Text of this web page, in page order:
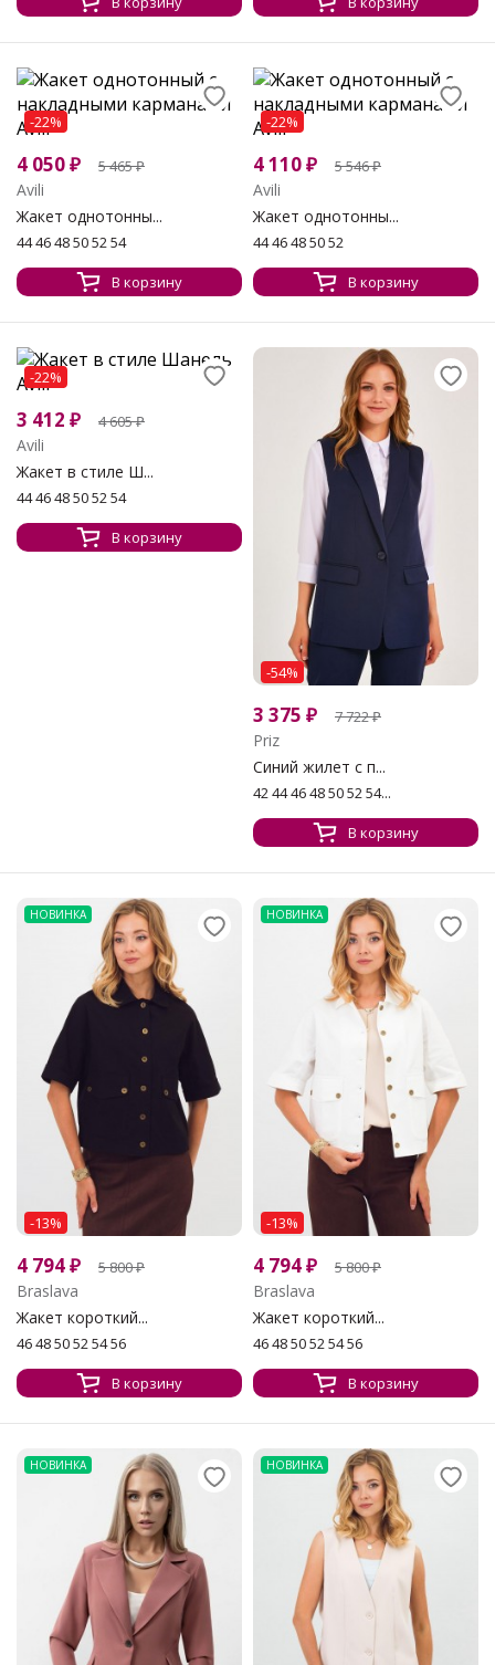
-22%
4 050₽ 5 465₽
Avili
Жакет однотонны...
44 46 48 50 52 54
В корзину
-22%
4 110₽ 5 546₽
Avili
Жакет однотонны...
44 46 48 50 52
В корзину
-22%
3 412 ₽ 4 605₽
Avili
Жакет в стиле Ш...
44 46 48 50 52 54
В корзину
-54%
3 375 ₽ 7 722₽
Priz
Синий жилет с п...
42 44 46 48 50 52 54...
В корзину
НОВИНКА
-13%
4 794₽ 5 800₽
Braslava
Жакет короткий...
46 48 50 52 54 56
В корзину
НОВИНКА
-13%
4 794₽ 5 800₽
Braslava
Жакет короткий...
46 48 50 52 54 56
В корзину
НОВИНКА НОВИНКА